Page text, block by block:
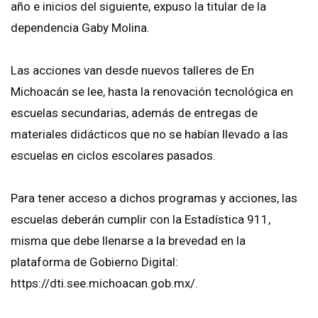
año e inicios del siguiente, expuso la titular de la
dependencia Gaby Molina.
Las acciones van desde nuevos talleres de En
Michoacán se lee, hasta la renovación tecnológica en
escuelas secundarias, además de entregas de
materiales didácticos que no se habían llevado a las
escuelas en ciclos escolares pasados.
Para tener acceso a dichos programas y acciones, las
escuelas deberán cumplir con la Estadística 911,
misma que debe llenarse a la brevedad en la
plataforma de Gobierno Digital:
https://dti.see.michoacan.gob.mx/.